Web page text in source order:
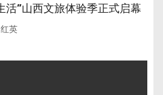
”山西文旅体验季正式启幕
英